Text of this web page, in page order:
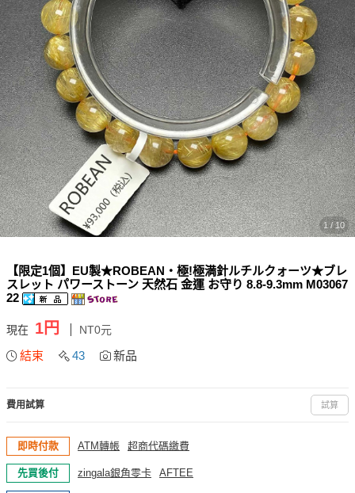
1 / 10
【限定1個】EU製★ROBEAN・極!極満針ルチルクォーツ★ブレ
スレット パワーストーン 天然石 金運 お守り 8.8-9.3mm M03067
22
現在 1円 NT0元
結束 43 新品
費用試算 試算
即時付款 ATM轉帳 超商代碼繳費
先買後付 zingala銀角零卡 AFTEE